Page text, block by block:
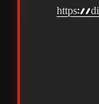
https://